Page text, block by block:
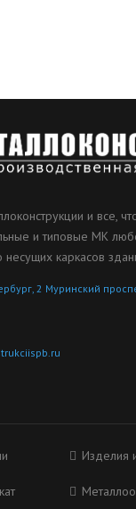
и все,
и типовые МК
каркасов
2 Муринский
Изделия